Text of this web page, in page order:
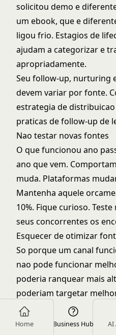
Home Business Hub AI
solicitou demo e
um ebook, que e
ligou frio. Estagios de
ajudam a categorizar e
apropriadamente.
Seu follow-up, nurturing
devem variar por fonte.
estrategia de distribuicao
praticas de follow-up de
Nao testar novas fontes
O que funcionou ano
ano que vem.
muda. Plataformas
Mantenha aquele
10%. Fique curioso.
seus concorrentes os
Esquecer de otimizar
So porque um canal
nao pode funcionar
poderia ranquear mais
poderiam targetar
indicacoes poderia
lead scoringpodem